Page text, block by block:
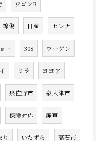
ワゴンR
線傷 日産 セレナ
ー 308 ワーゲン
ミラ ココア
泉佐野市 泉大津市
保険対応 廃車
り いたずら 高石市